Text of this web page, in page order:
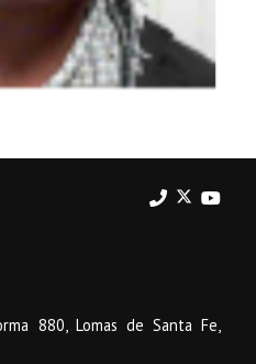
880, Lomas de Santa Fe,